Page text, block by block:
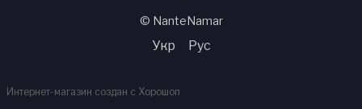
© NanteNamar
Укр Рус
Интернет-магазин создан с Хорошоп